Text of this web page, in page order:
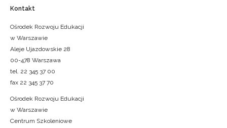
Kontakt
Ośrodek Rozwoju Edukacji
w Warszawie
Aleje Ujazdowskie 28
00-478 Warszawa
tel. 22 345 37 00
fax 22 345 37 70
Ośrodek Rozwoju Edukacji
w Warszawie
Centrum Szkoleniowe